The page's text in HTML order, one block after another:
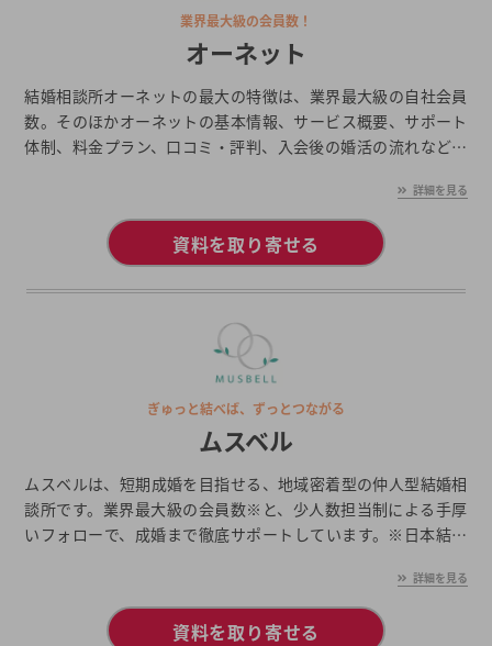
業界最大級の会員数！
オーネット
結婚相談所オーネットの最大の特徴は、業界最大級の自社会員
数。そのほかオーネットの基本情報、サービス概要、サポート
体制、料金プラン、口コミ・評判、入会後の婚活の流れなどを
詳細を見る
資料を取り寄せる
ぎゅっと結べば、ずっとつながる
ムスベル
ムスベルは、短期成婚を目指せる、地域密着型の仲人型結婚相
談所です。業界最大級の会員数※と、少人数担当制による手厚
いフォローで、成婚まで徹底サポートしています。※日本結婚
詳細を見る
資料を取り寄せる